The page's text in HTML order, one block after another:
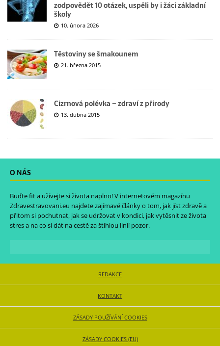
zodpovědět 10 otázek, uspěli by i žáci základní
školy
10. února 2026
Těstoviny se šmakounem
21. března 2015
Cizrnová polévka – zdraví z přírody
13. dubna 2015
O NÁS
Buďte fit a užívejte si života naplno! V internetovém magazínu
Zdravestravovani.eu najdete zajímavé články o tom, jak jíst zdravě a
přitom si pochutnat, jak se udržovat v kondici, jak vytěsnit ze života
stres a na co si dát na cestě za štíhlou linií pozor.
REDAKCE
KONTAKT
ZÁSADY POUŽÍVÁNÍ COOKIES
ZÁSADY COOKIES (EU)